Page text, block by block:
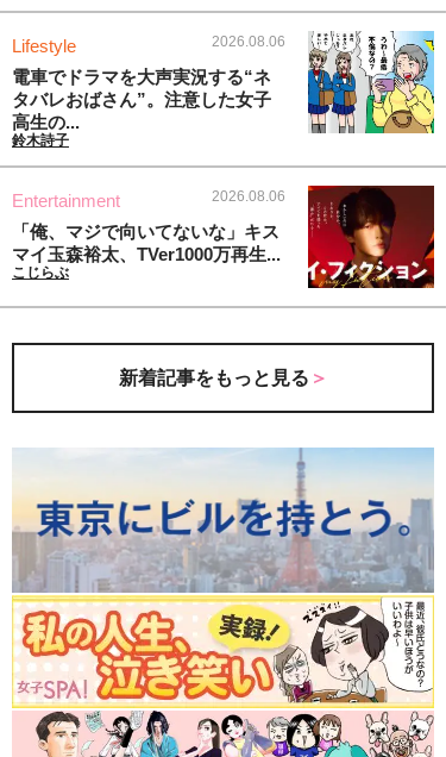
Lifestyle 2026.08.06
電車でドラマを大声実況する“ネ
タバレおばさん”。注意した女子
高生の...
鈴木詩子
Entertainment 2026.08.06
「俺、マジで向いてないな」キス
マイ玉森裕太、TVer1000万再生...
こじらぶ
新着記事をもっと見る